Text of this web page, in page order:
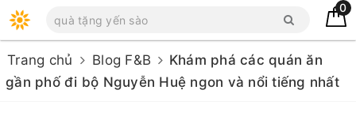
0
Trang chủ Blog F&B
Khám phá các quán ăn
gần phố đi bộ Nguyễn Huệ ngon và nổi tiếng nhất